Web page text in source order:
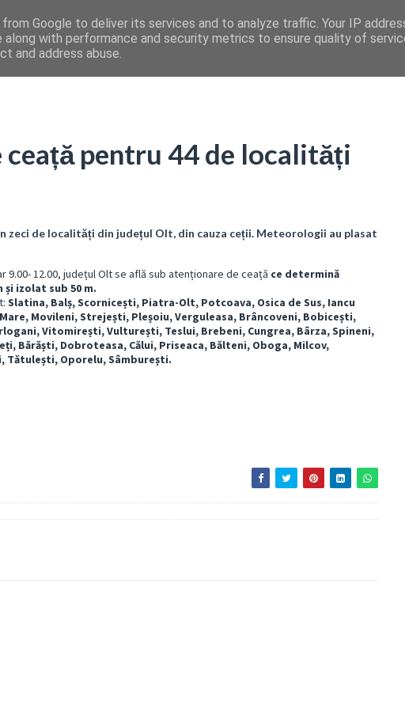
ceață pentru 44 de localități
zeci de localități din județul Olt, din cauza ceții. Meteorologii au plasat
9.00- 12.00, județul Olt se află sub atenționare de ceață ce determină
izolat sub 50 m.
Slatina, Balș, Scornicești, Piatra-Olt, Potcoava, Osica de Sus, Iancu
Movileni, Strejești, Pleșoiu, Verguleasa, Brâncoveni, Bobicești,
Vitomirești, Vulturești, Teslui, Brebeni, Cungrea, Bârza, Spineni,
Bărăști, Dobroteasa, Călui, Priseaca, Bălteni, Oboga, Milcov,
Tătulești, Oporelu, Sâmburești.
Google to deliver its services and to analyze traffic. Your IP
along with performance and security metrics to ensure quality of
and address abuse.